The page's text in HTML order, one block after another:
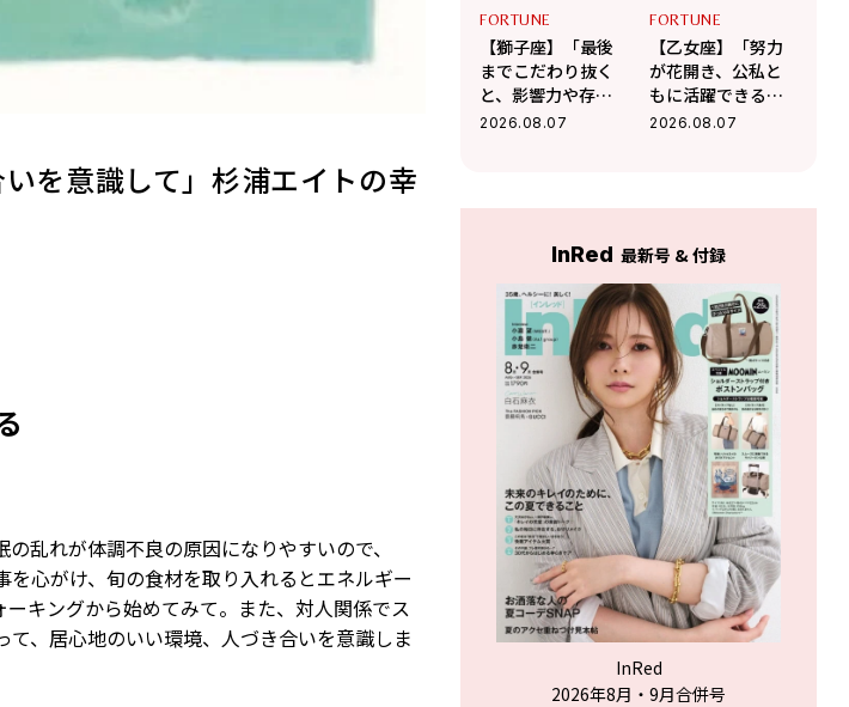
を意識して」杉浦エイトの幸
乱れが体調不良の原因になりやすいので、
心がけ、旬の食材を取り入れるとエネルギー
キングから始めてみて。また、対人関係でス
、居心地のいい環境、人づき合いを意識しま
FORTUNE
【獅子座】「最後
までこだわり抜く
と、影響力や存在
感が高まる」杉浦
2026.08.07
FORTUNE
【乙女座】「努力
が花開き、公私と
もに活躍できる絶
好調な運気」杉浦
2026.08.07
InRed 最新号 & 付録
InRed
2026年8月・9月合併号